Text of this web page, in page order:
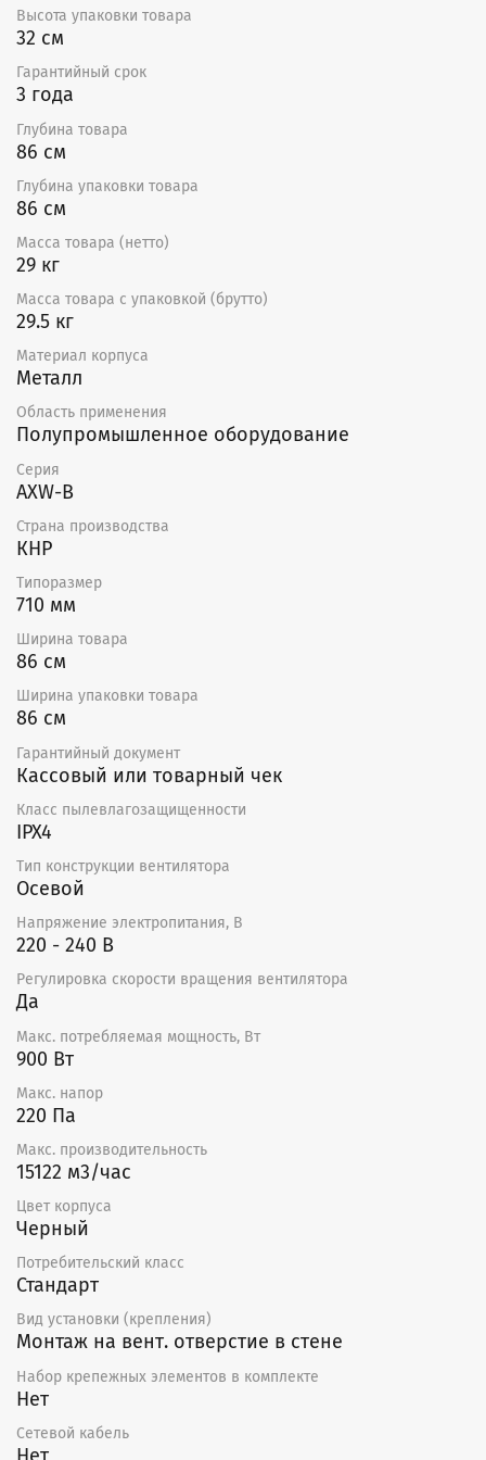
вентиляторов при условии, что общий ток
вентиляторов не превышает номинальный ток
регулятора.
Высота упаковки товара
32 см
Гарантийный срок
3 года
Глубина товара
86 см
Глубина упаковки товара
86 см
Масса товара (нетто)
29 кг
Масса товара с упаковкой (брутто)
29.5 кг
Материал корпуса
Металл
Область применения
Полупромышленное оборудование
Серия
AXW-B
Страна производства
КНР
Типоразмер
710 мм
Ширина товара
86 см
Ширина упаковки товара
86 см
Гарантийный документ
Кассовый или товарный чек
Класс пылевлагозащищенности
IPX4
Тип конструкции вентилятора
Осевой
Напряжение электропитания, В
220 - 240 В
Регулировка скорости вращения вентилятора
Да
Макс. потребляемая мощность, Вт
900 Вт
Макс. напор
220 Па
Макс. производительность
15122 м3/час
Цвет корпуса
Черный
Потребительский класс
Стандарт
Вид установки (крепления)
Монтаж на вент. отверстие в стене
Набор крепежных элементов в комплекте
Нет
Сетевой кабель